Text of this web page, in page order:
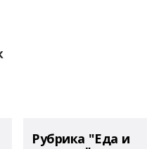
Рубрика "Еда и